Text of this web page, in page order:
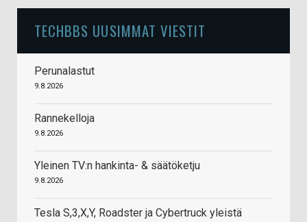
TECHBBS UUSIMMAT VIESTIT
Perunalastut
9.8.2026
Rannekelloja
9.8.2026
Yleinen TV:n hankinta- & säätöketju
9.8.2026
Tesla S,3,X,Y, Roadster ja Cybertruck yleistä